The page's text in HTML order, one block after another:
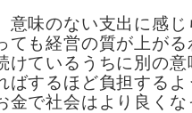
意味のない支出に感
ても経営の質が上が
けているうちに別の
ばするほど負担する
金で社会はより良く